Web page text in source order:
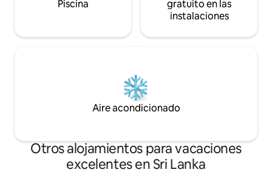
Piscina
gratuito en las
instalaciones
Aire acondicionado
Otros alojamientos para vacaciones
excelentes en Sri Lanka